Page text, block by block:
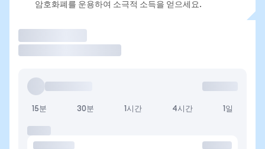
암호화폐를 운용하여 소극적 소득을 얻으세요.
15분 30분 1시간 4시간 1일